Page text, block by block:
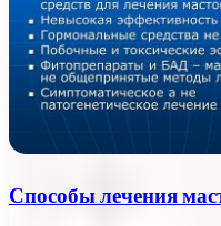
Способы лечения